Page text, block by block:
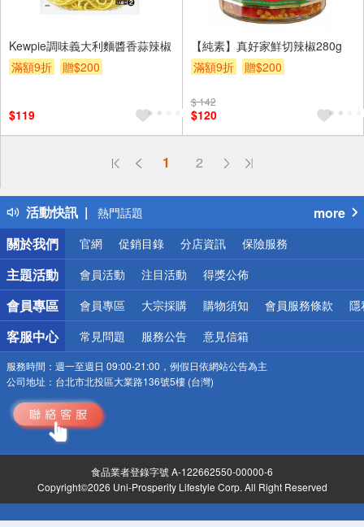
Kewpie調味義大利麵醬香蒜辣椒
滿額9折
贈$200
$119
【純素】真好家鮮切辣椒280g
滿額9折
贈$200
$ 142
$120
1 2
活動快訊
偏遠地區配送
得獎公告
熱門話題
銀行優惠
偏遠地區配送
詐騙網頁！請小心！
more
關於我們
官網 促銷目錄 分店資訊 保險服務
主題活動 會員活動 注目活動 得獎公佈
會員專區 會員專區 大宗採購 購物須知 會員服務條款 隱
客服中心 常見問題 服務公告 意見信箱
服務時間： 週一至週日 09:00-21:00，例假日依網站公告為主
公司地址： 台北市北投區大業路136號5樓 (台灣)
食品業者登錄字號 A-122662550-00000-6
Copyright©2026 Uni-Prosperity Lifestyle Corp. All Right Reserved